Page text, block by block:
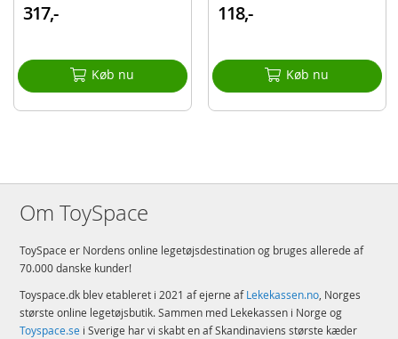
317,-
Køb nu
118,-
Køb nu
Om ToySpace
ToySpace er Nordens online legetøjsdestination og bruges allerede af
70.000 danske kunder!
Toyspace.dk blev etableret i 2021 af ejerne afLekekassen.no, Norges
største online legetøjsbutik. Sammen med Lekekassen i Norge og
Toyspace.se i Sverige har vi skabt en af Skandinaviens største kæder